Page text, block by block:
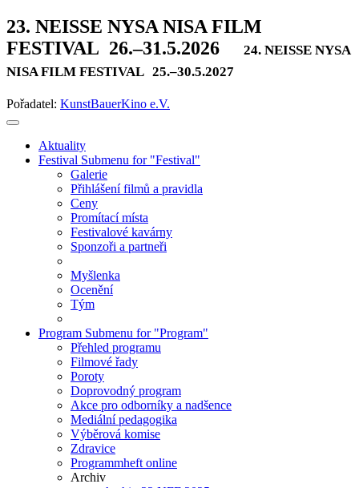
23. NEISSE NYSA NISA FILM
FESTIVAL 26.–31.5.2026
24. NEISSE NYSA
NISA FILM FESTIVAL 25.–30.5.2027
Pořadatel: KunstBauerKino e.V.
Aktuality
Festival Submenu for "Festival"
Galerie
Přihlášení filmů a pravidla
Ceny
Promítací místa
Festivalové kavárny
Sponzoři a partneři
Myšlenka
Ocenění
Tým
Program Submenu for "Program"
Přehled programu
Filmové řady
Poroty
Doprovodný program
Akce pro odborníky a nadšence
Mediální pedagogika
Výběrová komise
Zdravice
Programmheft online
Archiv